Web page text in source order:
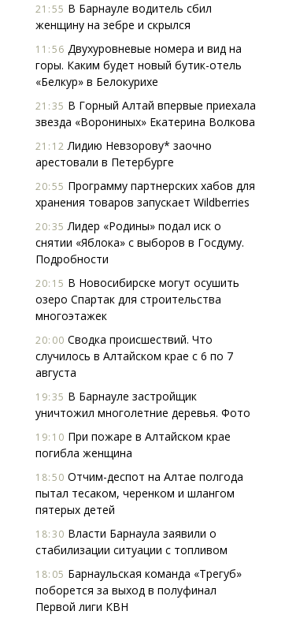
21:55 В Барнауле водитель сбил
женщину на зебре и скрылся
11:56 Двухуровневые номера и вид на
горы. Каким будет новый бутик-отель
«Белкур» в Белокурихе
21:35 В Горный Алтай впервые приехала
звезда «Ворониных» Екатерина Волкова
21:12 Лидию Невзорову* заочно
арестовали в Петербурге
20:55 Программу партнерских хабов для
хранения товаров запускает Wildberries
20:35 Лидер «Родины» подал иск о
снятии «Яблока» с выборов в Госдуму.
Подробности
20:15 В Новосибирске могут осушить
озеро Спартак для строительства
многоэтажек
20:00 Сводка происшествий. Что
случилось в Алтайском крае с 6 по 7
августа
19:35 В Барнауле застройщик
уничтожил многолетние деревья. Фото
19:10 При пожаре в Алтайском крае
погибла женщина
18:50 Отчим-деспот на Алтае полгода
пытал тесаком, черенком и шлангом
пятерых детей
18:30 Власти Барнаула заявили о
стабилизации ситуации с топливом
18:05 Барнаульская команда «Трегуб»
поборется за выход в полуфинал
Первой лиги КВН